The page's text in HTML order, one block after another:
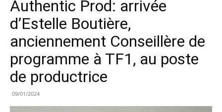
Authentic Prod: arrivée
d’Estelle Boutière,
anciennement Conseillère de
programme à TF1, au poste
de productrice
09/01/2024